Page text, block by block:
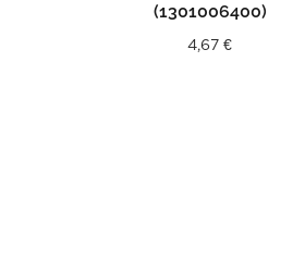
(1301006400)
4,67€